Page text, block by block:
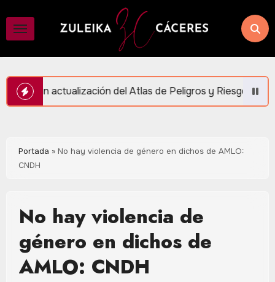
contenido
Atlas de Peligros y Riesgos en Puerto Morelos
Portada » No hay violencia de género en dichos de AMLO:
CNDH
No hay violencia de
género en dichos de
AMLO: CNDH